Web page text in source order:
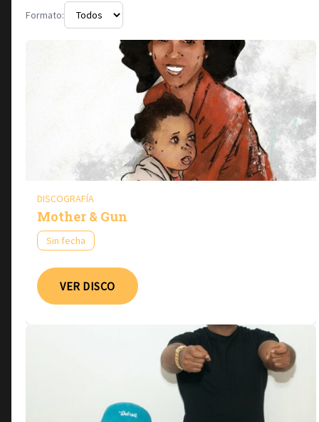
Formato:
DISCOGRAFÍA
Mother & Gun
Sin fecha
VER DISCO